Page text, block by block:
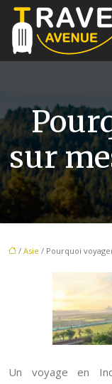
sur
/ Asie / Pourquoi
Un voyage en